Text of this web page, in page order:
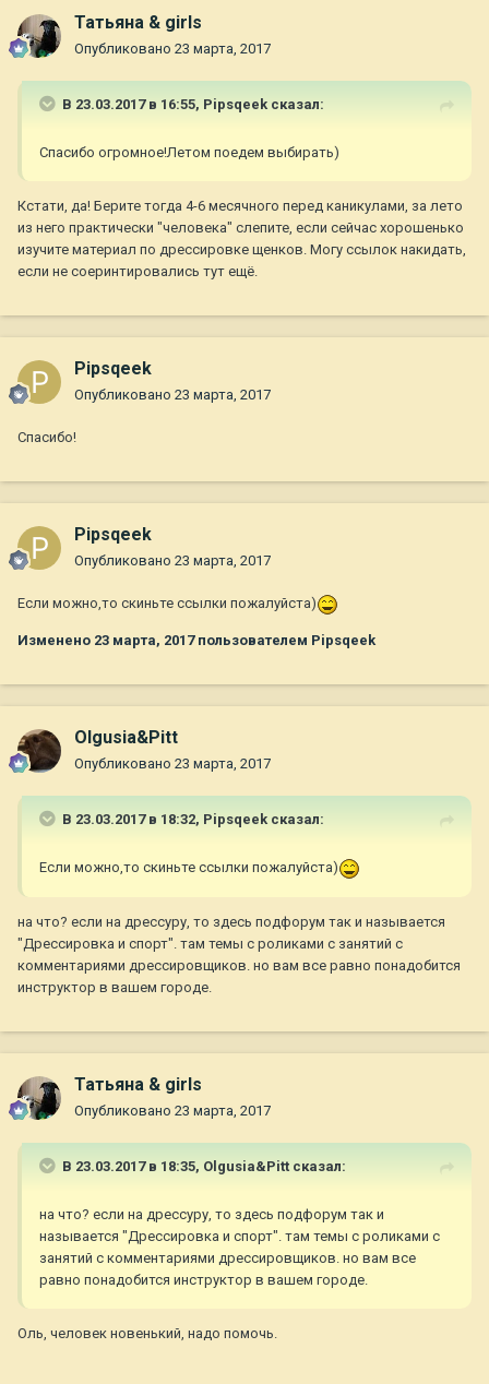
Татьяна & girls
Опубликовано 23 марта, 2017
В 23.03.2017 в 16:55, Pipsqeek сказал:
Спасибо огромное!Летом поедем выбирать)
Кстати, да! Берите тогда 4-6 месячного перед каникулами, за лето
из него практически "человека" слепите, если сейчас хорошенько
изучите материал по дрессировке щенков. Могу ссылок накидать,
если не соеринтировались тут ещё.
Pipsqeek
Опубликовано 23 марта, 2017
Спасибо!
Pipsqeek
Опубликовано 23 марта, 2017
Если можно,то скиньте ссылки пожалуйста)
Изменено 23 марта, 2017пользователем Pipsqeek
Olgusia&Pitt
Опубликовано 23 марта, 2017
В 23.03.2017 в 18:32, Pipsqeek сказал:
Если можно,то скиньте ссылки пожалуйста)
на что? если на дрессуру, то здесь подфорум так и называется
"Дрессировка и спорт". там темы с роликами с занятий с
комментариями дрессировщиков. но вам все равно понадобится
инструктор в вашем городе.
Татьяна & girls
Опубликовано 23 марта, 2017
В 23.03.2017 в 18:35, Olgusia&Pitt сказал:
на что? если на дрессуру, то здесь подфорум так и
называется "Дрессировка и спорт". там темы с роликами с
занятий с комментариями дрессировщиков. но вам все
равно понадобится инструктор в вашем городе.
Оль, человек новенький, надо помочь.